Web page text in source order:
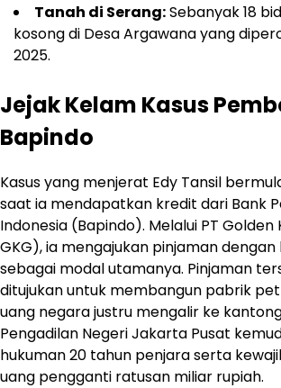
Tanah di Serang:Sebanyak 18
kosong di Desa Argawana yang
2025.
Jejak Kelam Kasus
Bapindo
Kasus yang menjerat Edy Tansil
saat ia mendapatkan kredit dari Bank
Indonesia (Bapindo). Melalui PT Golden
GKG), ia mengajukan pinjaman
sebagai modal utamanya. Pinjaman
ditujukan untuk membangun pabrik
uang negara justru mengalir ke
Pengadilan Negeri Jakarta Pusat
hukuman 20 tahun penjara serta
uang pengganti ratusan miliar rupiah.